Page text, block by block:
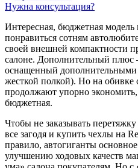
Нужна консультация?
Интересная, бюджетная модель
понравиться сотням
своей внешней компактности
салоне. Дополнительный плюс
оснащенный дополнительными
жесткой полкой). Но на обивке
продолжают упорно
бюджетная.
Чтобы не заказывать
все загодя и купить чехлы на
правило, автогиганты
улучшению ходовых качеств